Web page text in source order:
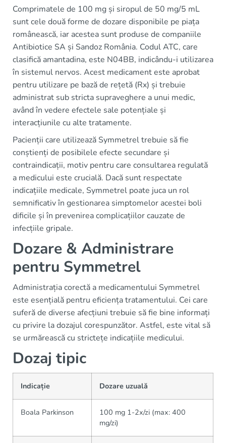
Comprimatele de 100 mg și siropul de 50 mg/5 mL
sunt cele două forme de dozare disponibile pe piața
românească, iar acestea sunt produse de companiile
Antibiotice SA și Sandoz România. Codul ATC, care
clasifică amantadina, este N04BB, indicându-i utilizarea
în sistemul nervos. Acest medicament este aprobat
pentru utilizare pe bază de rețetă (Rx) și trebuie
administrat sub stricta supraveghere a unui medic,
având în vedere efectele sale potențiale și
interacțiunile cu alte tratamente.
Pacienții care utilizează Symmetrel trebuie să fie
conștienți de posibilele efecte secundare și
contraindicații, motiv pentru care consultarea regulată
a medicului este crucială. Dacă sunt respectate
indicațiile medicale, Symmetrel poate juca un rol
semnificativ în gestionarea simptomelor acestei boli
dificile și în prevenirea complicațiilor cauzate de
infecțiile gripale.
Dozare & Administrare
pentru Symmetrel
Administrația corectă a medicamentului Symmetrel
este esențială pentru eficiența tratamentului. Cei care
suferă de diverse afecțiuni trebuie să fie bine informați
cu privire la dozajul corespunzător. Astfel, este vital să
se urmărească cu strictețe indicațiile medicului.
Dozaj tipic
Indicație Dozare uzuală
Boala Parkinson
100 mg 1-2x/zi (max: 400
mg/zi)